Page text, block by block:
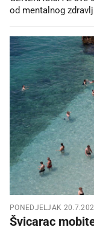
od mentalnog
PONEDJELJAK
Švicarac